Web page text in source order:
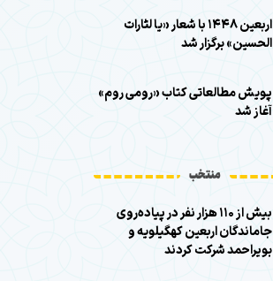
اربعین ۱۴۴۸ با شعار «یا لثارات
الحسین» برگزار شد
پویش مطالعاتی کتاب «رومی روم»
آغاز شد
منتخب
بیش از ۱۱۰ هزار نفر در پیاده‌روی
جاماندگان اربعین کهگیلویه و
بویراحمد شرکت کردند